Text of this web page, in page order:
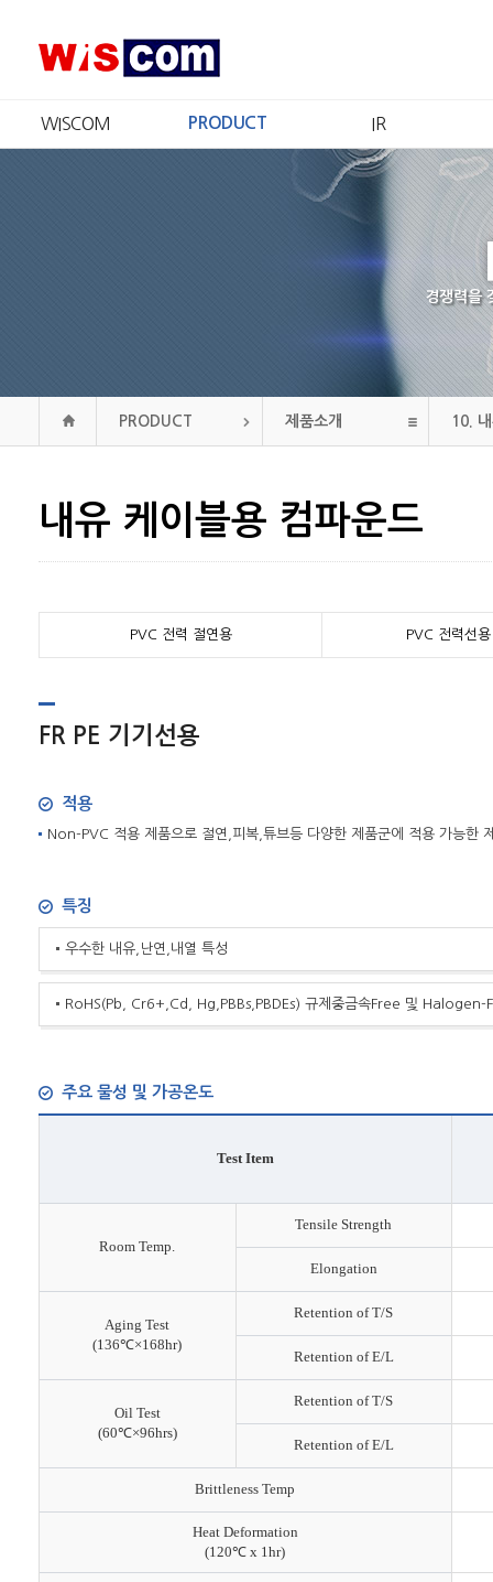
WISCOM PRODUCT IR
IR개요
주가정보
재무정보
공시정보
경쟁력을
PRODUCT 제품소개 10.
내유 케이블용 컴파운드
PVC 전력 절연용 PVC 전력선
FR PE 기기선용
적용
Non-PVC 적용 제품으로 절연,피복,튜브등 다양한 제품군에 적용 가능한
특징
우수한 내유,난연,내열 특성
RoHS(Pb, Cr6+,Cd, Hg,PBBs,PBDEs) 규제중금속Free 및 Halogen-
주요 물성 및 가공온도
Test Item
Room Temp.
Tensile Strength
Elongation
Aging Test
(136℃×168hr)
Retention of T/S
Retention of E/L
Oil Test
(60℃×96hrs)
Retention of T/S
Retention of E/L
Brittleness Temp
Heat Deformation
(120℃ x 1hr)